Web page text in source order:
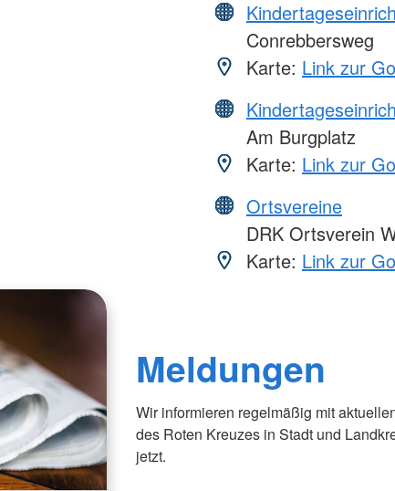
Conrebbersweg
Karte: Link zur
Am Burgplatz
Karte: Link zur
Ortsvereine
DRK Ortsverein
Karte: Link zur
Meldungen
Wir informieren regelmäßig mit
des Roten Kreuzes in Stadt und
jetzt.